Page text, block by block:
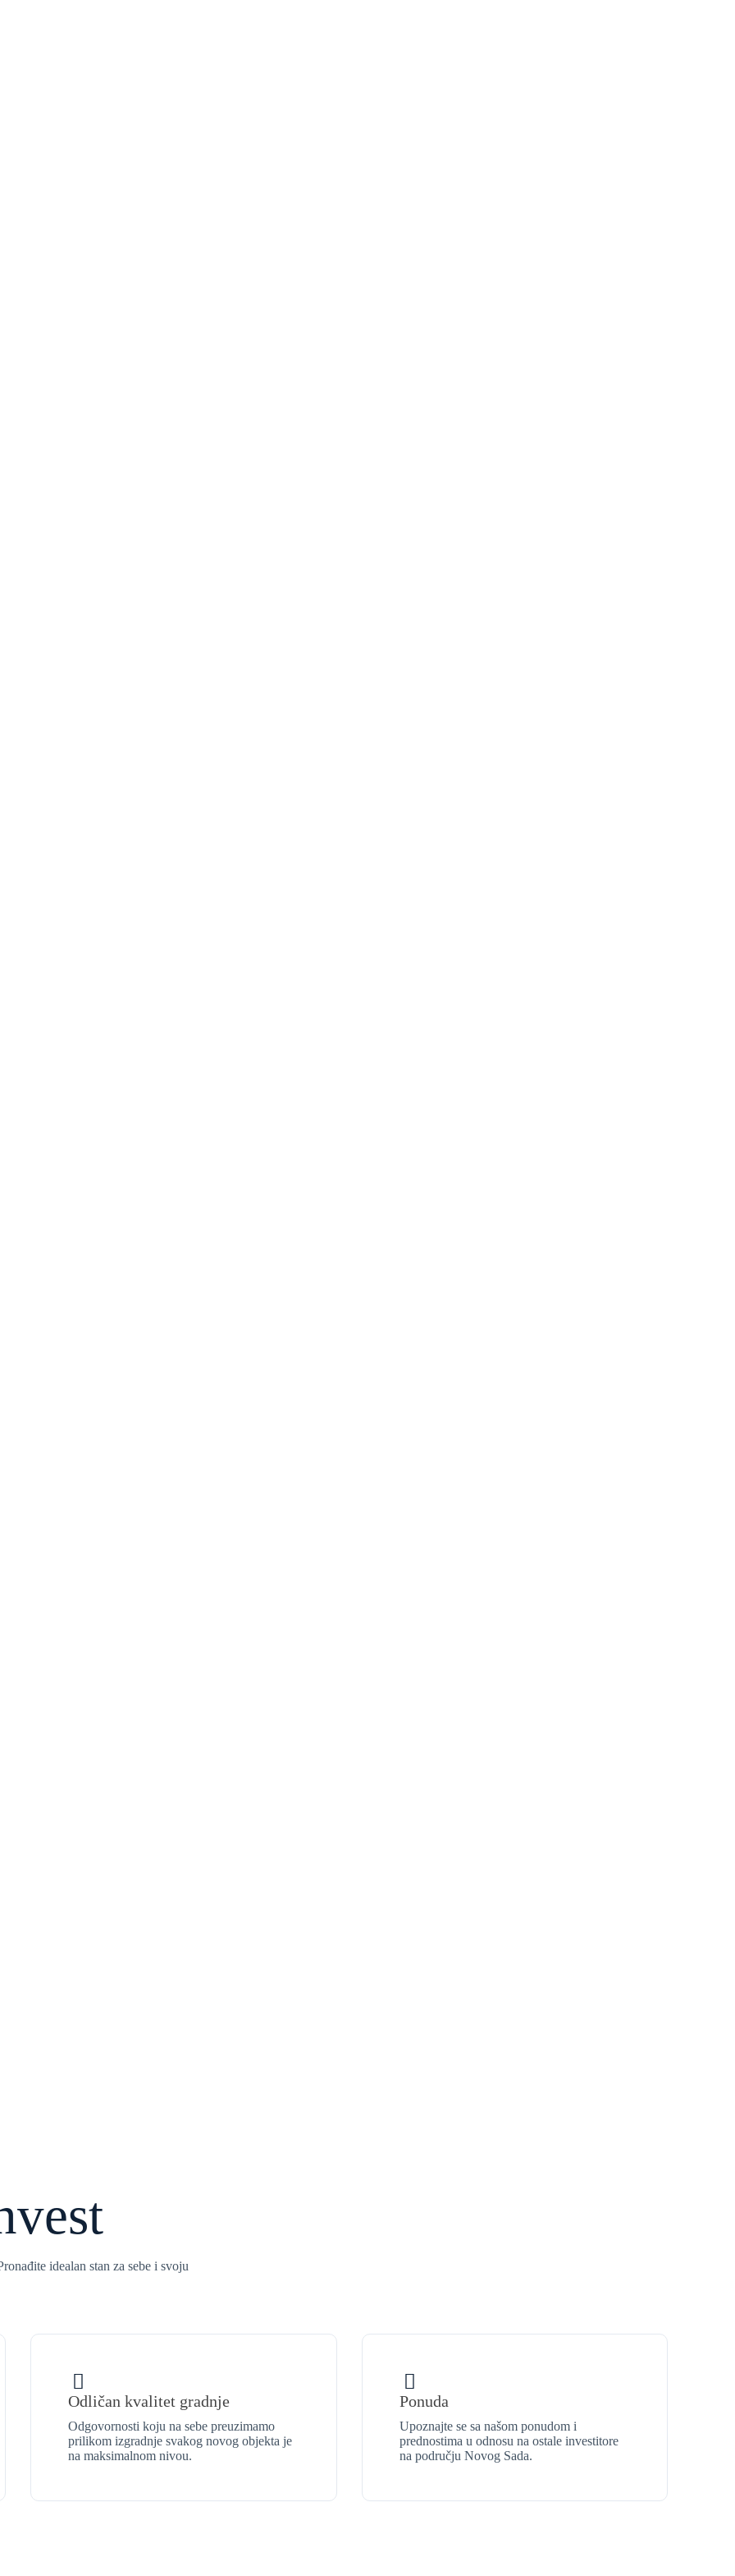
idealan stan za sebe i svoju
Odličan kvalitet gradnje
Odgovornosti koju na sebe preuzimamo
prilikom izgradnje svakog novog objekta je
na maksimalnom nivou.
Ponuda
Upoznajte se sa našom ponudom i
prednostima u odnosu na ostale investitore
na području Novog Sada.